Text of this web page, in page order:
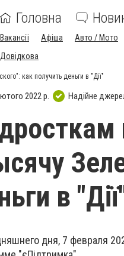
Головна
Вакансії Афіша Авто / Мото
Довідкова
как получить деньги в "Дії"
2022 р. Надійне
в
дня, 7 февраля